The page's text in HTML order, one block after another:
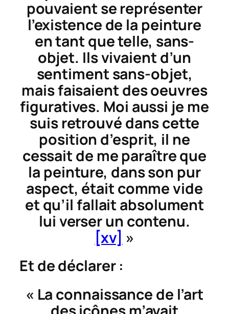
pouvaient se représenter
l’existence de la peinture
en tant que telle, sans-
objet. Ils vivaient d’un
sentiment sans-objet,
mais faisaient des oeuvres
figuratives. Moi aussi je me
suis retrouvé dans cette
position d’esprit, il ne
cessait de me paraître que
la peinture, dans son pur
aspect, était comme vide
et qu’il fallait absolument
lui verser un contenu.
[xv] »
Et de déclarer :
« La connaissance de l’art